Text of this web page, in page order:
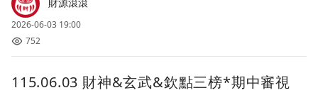
2026-06-03 19:00
752
115.06.03 財神&玄武&欽點三榜*期中審視